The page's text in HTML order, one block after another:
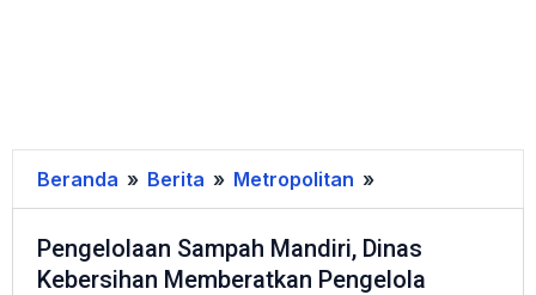
Beranda » Berita » Metropolitan »
Sampah
Mandiri,
Dinas
Pengelolaan Sampah Mandiri, Dinas
Kebersihan Memberatkan Pengelola